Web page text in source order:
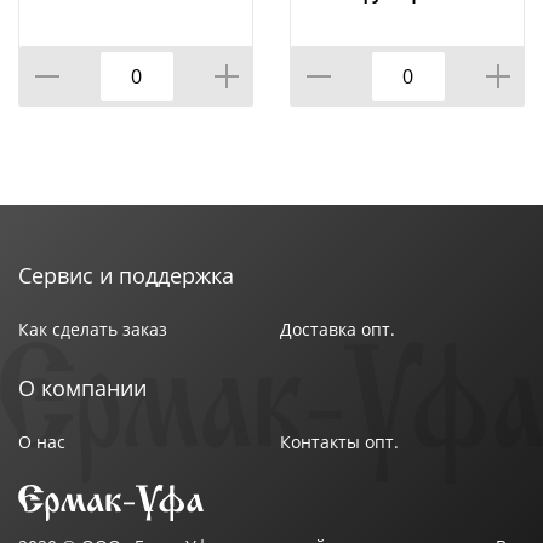
Сервис и поддержка
Как сделать заказ Доставка опт.
О компании
О нас Контакты опт.